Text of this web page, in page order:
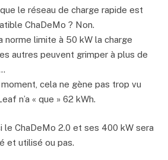
le réseau de charge rapide est
ChaDeMo ? Non.
norme limite à 50 kW la charge
autres peuvent grimper à plus de
cela ne gène pas trop vu
n’a « que » 62 kWh.
le ChaDeMo 2.0 et ses 400 kW sera
et utilisé ou pas.